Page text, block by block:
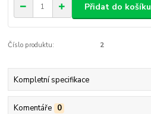
Přidat do košíku
Číslo produktu: 2
Kompletní specifikace
Komentáře 0